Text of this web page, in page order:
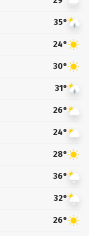
35°
24°
30°
31°
26°
24°
28°
36°
32°
26°